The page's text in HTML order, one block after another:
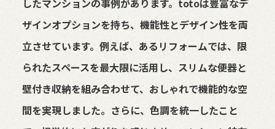
ザインオプションを持ち、機能性とデザイン性を両
立させています。例えば、あるリフォームでは、限
られたスペースを最大限に活用し、スリムな便器と
壁付き収納を組み合わせて、おしゃれで機能的な空
間を実現しました。さらに、色調を統一したこと